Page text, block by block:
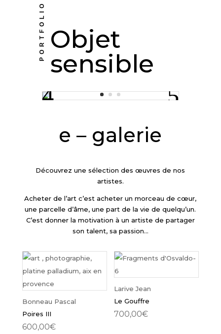
PORTFOLIO Objet
sensible
e – galerie
Découvrez une sélection des œuvres de nos
artistes.
Acheter de l’art c’est acheter un morceau de cœur,
une parcelle d’âme, une part de la vie de quelqu’un.
C’est donner la motivation à un artiste de partager
son talent, sa passion…
Bonneau Pascal
Poires III
600,00€
Larive Jean
Le Gouffre
700,00€